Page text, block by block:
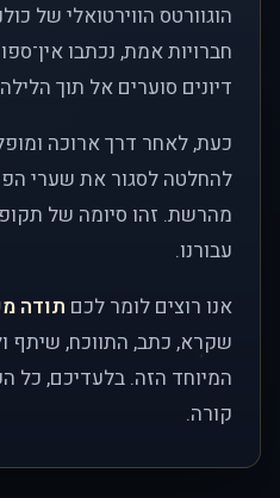
הוגוורטס הווירטואלי של
חברויות אמת, נכתבו
דיונים סוערים אל תוך
כעת, לאחר דרך ארוכה
להחלטה לסגור את שערי
מהרשת. זהו סיומה של
עבורנו.
אנו רוצים לומר לכם תודה
שקרא, כתב, התווכח, שיתף
המיוחד הזה. בלעדיכם, כל
קורה.